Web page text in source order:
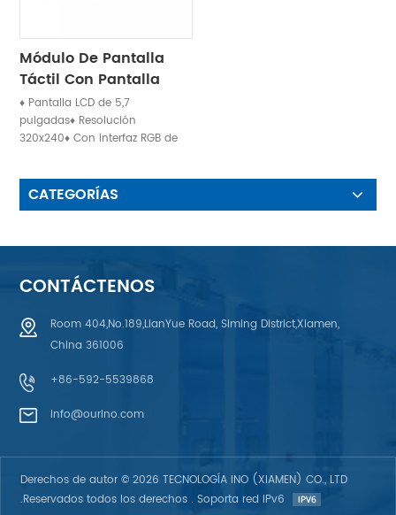
Módulo De Pantalla
Táctil Con Pantalla
TFT LCD De 5,7
Pulgadas
♦ Pantalla LCD de 5,7
pulgadas♦ Resolución
320x240♦ Con interfaz RGB de
CATEGORÍAS
CONTÁCTENOS
Room 404,No.189,LianYue Road, Siming District,Xiamen,
China 361006
+86-592-5539868
info@ourino.com
Derechos de autor © 2026 TECNOLOGÍA INO (XIAMEN) CO., LTD
.Reservados todos los derechos . Soporta red IPv6